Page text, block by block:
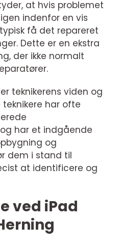
at hvis problemet
indenfor en vis
få det repareret
Dette er en ekstra
der ikke normalt
teknikerens viden og
teknikere har ofte
har et indgående
og
dem i stand til
at identificere og
ved iPad